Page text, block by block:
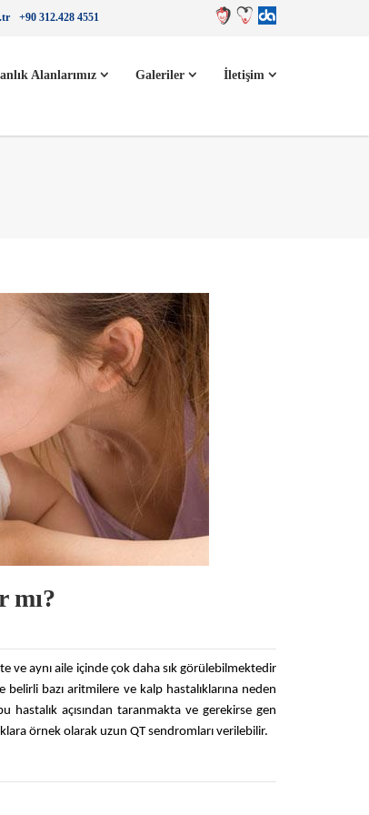
+90 312.428 4551
Alanlarımız Galeriler İletişim
mı?
ve aynı aile içinde çok daha sık görülebilmektedir
bazı aritmilere ve kalp hastalıklarına neden
hastalık açısından taranmakta ve gerekirse gen
örnek olarak uzun QT sendromları verilebilir.